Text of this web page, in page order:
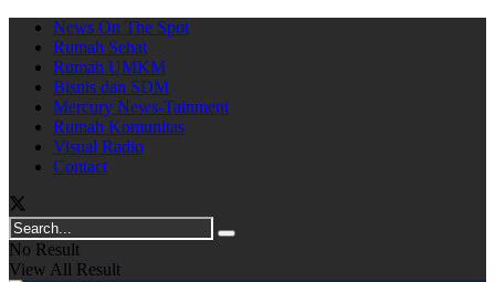
News On The Spot
Rumah Sehat
Rumah UMKM
Bisnis dan SDM
Mercury News-Tainment
Rumah Komunitas
Visual Radio
Contact
No Result
View All Result